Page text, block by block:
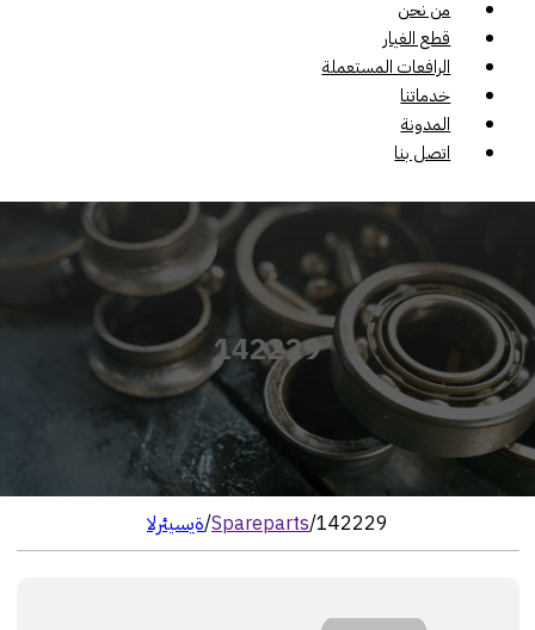
من نحن
قطع الغيار
الرافعات المستعملة
خدماتنا
المدونة
اتصل بنا
142229
الرئيسية/Spareparts/142229